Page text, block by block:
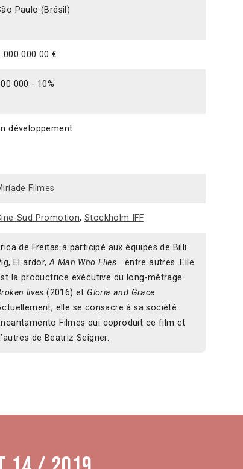
Paulo (Brésil)
000 000 00 €
000 - 10%
développement
Filmes
Sud Promotion,Stockholm IFF
de Freitas a participé aux équipes de Billi
El ardor,A Man Who Flies… entre autres. Elle
la productrice exécutive du long-métrage
lives (2016) et Gloria and Grace.
elle se consacre à sa société
Filmes qui coproduit ce film et
de Beatriz Seigner.